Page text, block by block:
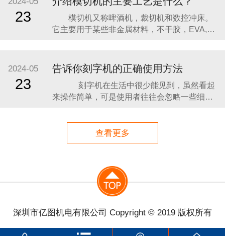
选择可靠的夹持点，防止虚夹和假夹现象。以
免在切削过程 中因岩石窜动而损坏刀具及岩
样。
23
模切机又称啤酒机，裁切机和数控冲床。
它主要用于某些非金属材料，不干胶，EVA,双
放，模切机使用钢刀，金属模具，钢丝（或钢
板刻模板），通过钢板施加一定的压力，将印
刷品或纸板切割成一定的形状。 它是印后
包装
2024-05
23
告诉你刻字机的正确使用方法
来操作简单，可是使用者往往会忽略一些细
用刻字机 1、首先使用电源电缆将刻字机和
电源的插座连接起来。 2、成功将电脑刻字
查看更多
深圳市亿图机电有限公司 Copyright © 2019 版权所有